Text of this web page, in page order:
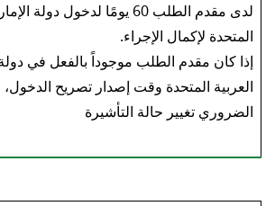
لدى مقدم الطلب 60 يومًا لدخول
المتحدة لإكمال الإجراء.
إذا كان مقدم الطلب موجوداً بالفعل في
العربية المتحدة وقت إصدار تصريح
الضروري تغيير حالة التأشيرة